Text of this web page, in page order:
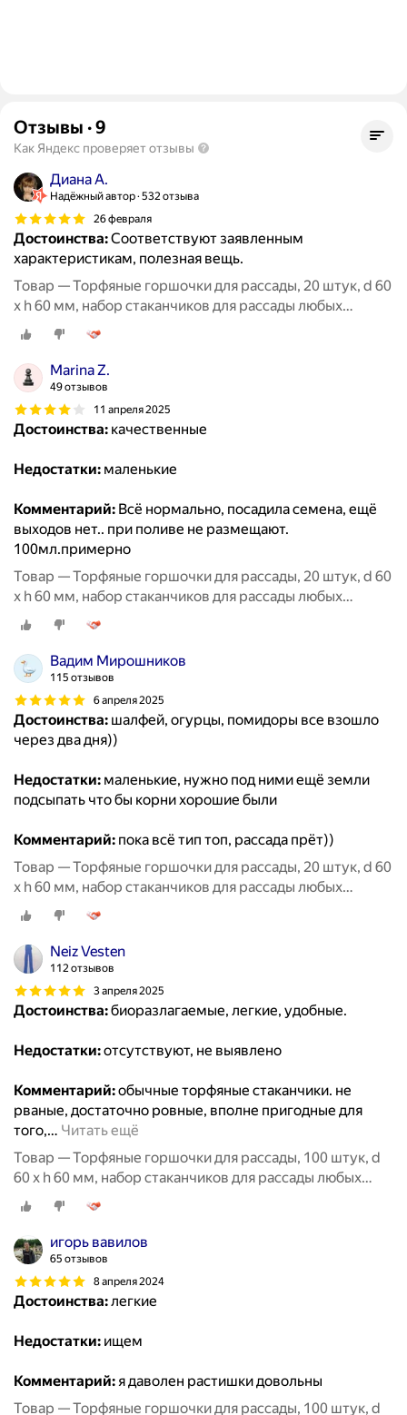
Отзывы ·9
Как Яндекс проверяет отзывы
Диана А.
Надёжный автор 532 отзыва
26 февраля
Достоинства:Соответствуют заявленным
характеристикам, полезная вещь.
Товар — Торфяные горшочки для рассады, 20 штук, d 60
х h 60 мм, набор стаканчиков для рассады любых
овощей, цветов и растений
Marina Z.
49 отзывов
11 апреля 2025
Достоинства: качественные
Недостатки: маленькие
Комментарий: Всё нормально, посадила семена, ещё
выходов нет.. при поливе не размещают.
100мл.примерно
Товар — Торфяные горшочки для рассады, 20 штук, d 60
х h 60 мм, набор стаканчиков для рассады любых
овощей, цветов и растений
Вадим Мирошников
115 отзывов
6 апреля 2025
Достоинства: шалфей, огурцы, помидоры все взошло
через два дня))
Недостатки: маленькие, нужно под ними ещё земли
подсыпать что бы корни хорошие были
Комментарий: пока всё тип топ, рассада прёт))
Товар — Торфяные горшочки для рассады, 20 штук, d 60
х h 60 мм, набор стаканчиков для рассады любых
овощей, цветов и растений
Neiz Vesten
112 отзывов
3 апреля 2025
Достоинства:биоразлагаемые, легкие, удобные.
Недостатки:отсутствуют, не выявлено
Комментарий:обычные торфяные стаканчики. не
рваные, достаточно ровные, вполне пригодные для
того,… Читать ещё
Товар — Торфяные горшочки для рассады, 100 штук, d
60 х h 60 мм, набор стаканчиков для рассады любых
овощей, цветов и растений
игорь вавилов
65 отзывов
8 апреля 2024
Достоинства:легкие
Недостатки: ищем
Комментарий:я даволен растишки довольны
Товар — Торфяные горшочки для рассады, 100 штук, d